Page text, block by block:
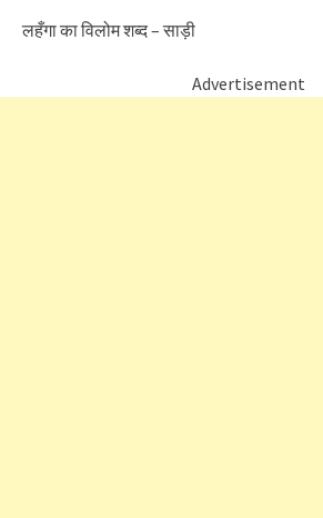
लहँगा का विलोम शब्द – साड़ी
Advertisement